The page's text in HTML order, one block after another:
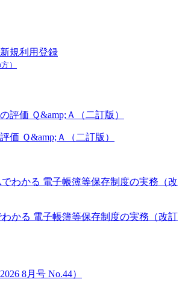
規利用登録
）
価 Ｑ&amp;Ａ（二訂版）
かる 電子帳簿等保存制度の実務（改訂